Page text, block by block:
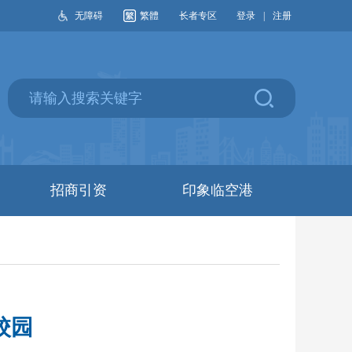
无障碍 繁體 长者专区 登录 注册
招商引资 印象临空港
园